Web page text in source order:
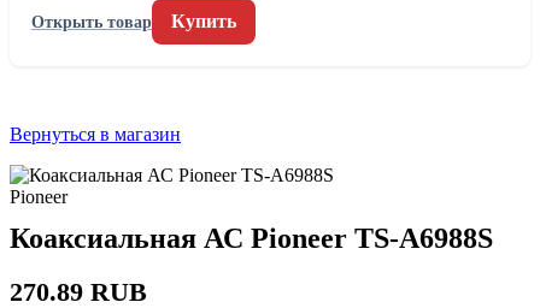
Открыть товар
Купить
Вернуться в магазин
Pioneer
Коаксиальная АС Pioneer TS-A6988S
270.89 RUB